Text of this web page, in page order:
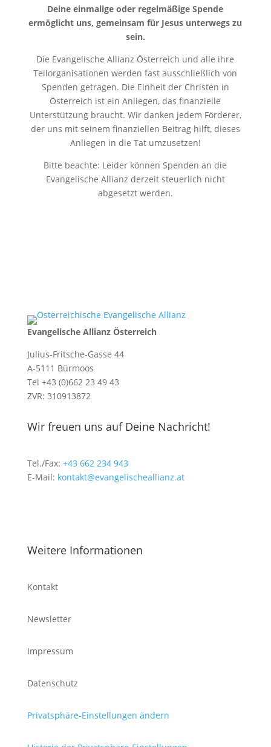
Deine einmalige oder regelmäßige Spende
ermöglicht uns, gemeinsam für Jesus unterwegs zu
sein.
Die Evangelische Allianz Österreich und alle ihre
Teilorganisationen werden fast ausschließlich von
Spenden getragen. Die Einheit der Christen in
Österreich ist ein Anliegen, das finanzielle
Unterstützung braucht. Wir danken jedem Förderer,
der uns mit seinem finanziellen Beitrag hilft, dieses
Anliegen in die Tat umzusetzen!
Bitte beachte: Leider können Spenden an die
Evangelische Allianz derzeit steuerlich nicht
abgesetzt werden.
Evangelische Allianz Österreich
Julius-Fritsche-Gasse 44
A-5111 Bürmoos
Tel +43 (0)662 23 49 43
ZVR: 310913872
Wir freuen uns auf Deine Nachricht!
Tel./Fax: +43 662 234 943
E-Mail: kontakt@evangelischeallianz.at
Weitere Informationen
Kontakt
Newsletter
Impressum
Datenschutz
Privatsphäre-Einstellungen ändern